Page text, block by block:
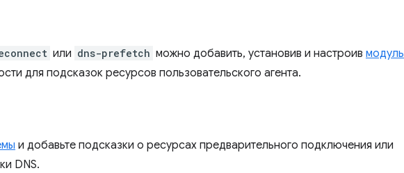
или dns-prefetch можно добавить, установив и настроив модуль
для подсказок ресурсов пользовательского агента.
и добавьте подсказки о ресурсах предварительного подключения или
DNS.